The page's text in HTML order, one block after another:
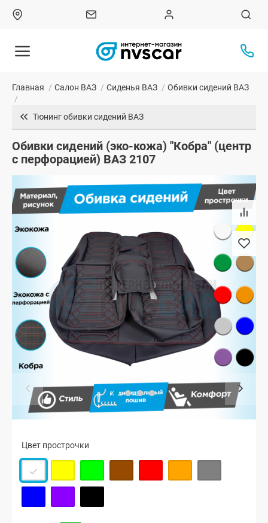
Главная / Салон ВАЗ / Сиденья ВАЗ / Обивки сидений ВАЗ
/
Тюнинг обивки сидений ВАЗ
Обивки сидений (эко-кожа) "Кобра" (центр
с перфорацией) ВАЗ 2107
Цвет прострочки